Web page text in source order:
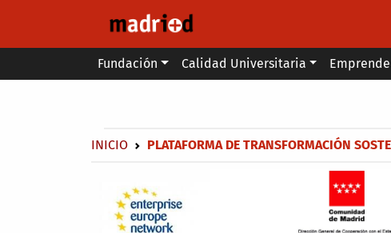
Main menu
Fundación Calidad Universitaria
Sobrescribir enlaces de ayuda a la
INICIO PLATAFORMA DE TRANSFORMACIÓN